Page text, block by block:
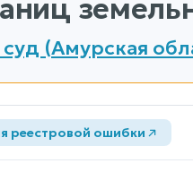
(Амурская
реестровой ошибки